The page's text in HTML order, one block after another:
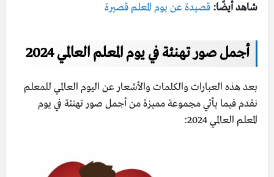
شاهد أيضًا: قصيدة عن يوم المعلم قصيرة
أجمل صور تهنئة في يوم المعلم العالمي 2024
بعد هذه العبارات والكلمات والأشعار عن اليوم العالمي للمعلم
نقدم فيما يأتي مجموعة مميزة من أجمل صور تهنئة في يوم
المعلم العالمي 2024: